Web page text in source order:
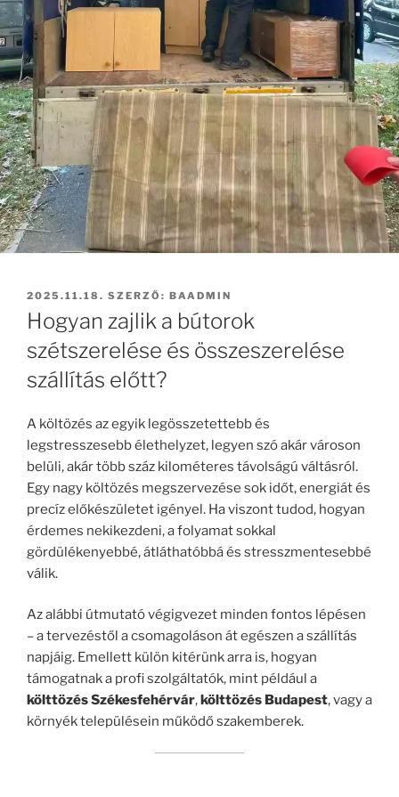
BEKÜLDVE:
2025.11.18. SZERZŐ: BAADMIN
Hogyan zajlik a bútorok
szétszerelése és összeszerelése
szállítás előtt?
A költözés az egyik legösszetettebb és
legstresszesebb élethelyzet, legyen szó akár városon
belüli, akár több száz kilométeres távolságú váltásról.
Egy nagy költözés megszervezése sok időt, energiát és
precíz előkészületet igényel. Ha viszont tudod, hogyan
érdemes nekikezdeni, a folyamat sokkal
gördülékenyebbé, átláthatóbbá és stresszmentesebbé
válik.
Az alábbi útmutató végigvezet minden fontos lépésen
– a tervezéstől a csomagoláson át egészen a szállítás
napjáig. Emellett külön kitérünk arra is, hogyan
támogatnak a profi szolgáltatók, mint például a
költtözés Székesfehérvár,költtözés Budapest, vagy a
környék településein működő szakemberek.